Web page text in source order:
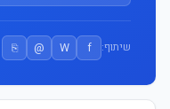
שיתוף: f
W
@
⎘